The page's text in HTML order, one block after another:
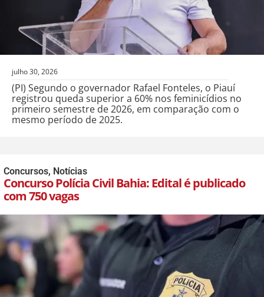
julho 30, 2026
(PI) Segundo o governador Rafael Fonteles, o Piauí
registrou queda superior a 60% nos feminicídios no
primeiro semestre de 2026, em comparação com o
mesmo período de 2025.
Concursos, Notícias
Concurso Polícia Civil Bahia: Edital é publicado
com 750 vagas